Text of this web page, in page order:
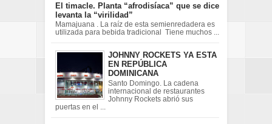
El timacle. Planta “afrodisíaca” que se dice
levanta la “virilidad”
Mamajuana . La raíz de esta semienredadera es
utilizada para bebida tradicional Tiene muchos ...
JOHNNY ROCKETS YA ESTA
EN REPÚBLICA
DOMINICANA
Santo Domingo. La cadena
internacional de restaurantes
Johnny Rockets abrió sus
puertas en el ...